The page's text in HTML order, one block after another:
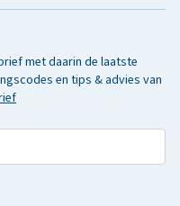
met daarin de laatste
en tips & advies van